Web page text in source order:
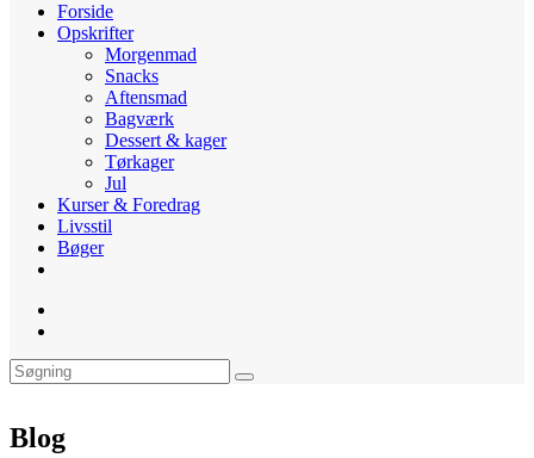
Forside
Opskrifter
Morgenmad
Snacks
Aftensmad
Bagværk
Dessert & kager
Tørkager
Jul
Kurser & Foredrag
Livsstil
Bøger
Blog